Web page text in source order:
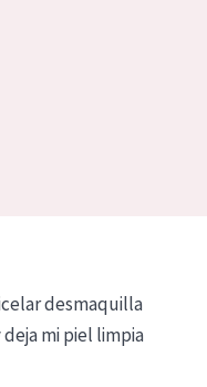
desmaquilla
mi piel limpia